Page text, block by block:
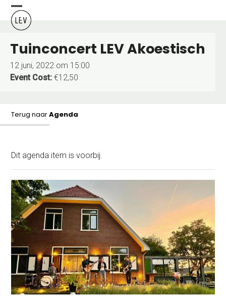
Skip
content
Open
mobile
menu
Close
mobile
menu
Tuinconcert LEV Akoestisch
12 juni, 2022 om 15:00
Event Cost: €12,50
Terug naarAgenda
Dit agenda item is voorbij.